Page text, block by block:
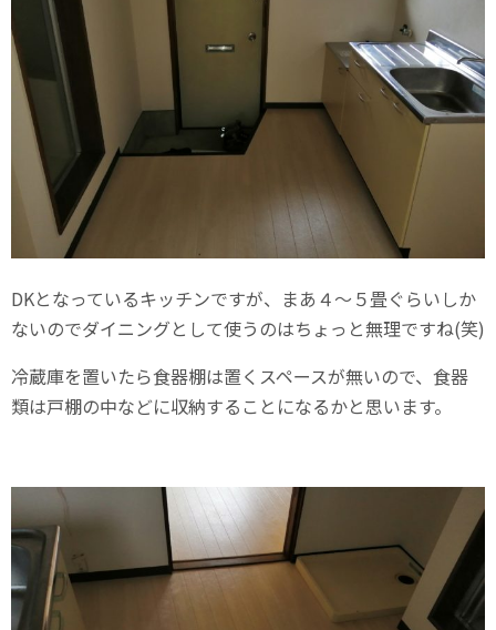
DKとなっているキッチンですが、まあ４～５畳ぐらいしか
ないのでダイニングとして使うのはちょっと無理ですね(笑)
冷蔵庫を置いたら食器棚は置くスペースが無いので、食器
類は戸棚の中などに収納することになるかと思います。